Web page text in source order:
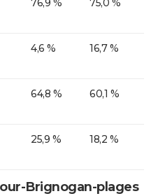
76,9 % 75,0 %
4,6 % 16,7 %
64,8 % 60,1 %
25,9 % 18,2 %
Brignogan-plages